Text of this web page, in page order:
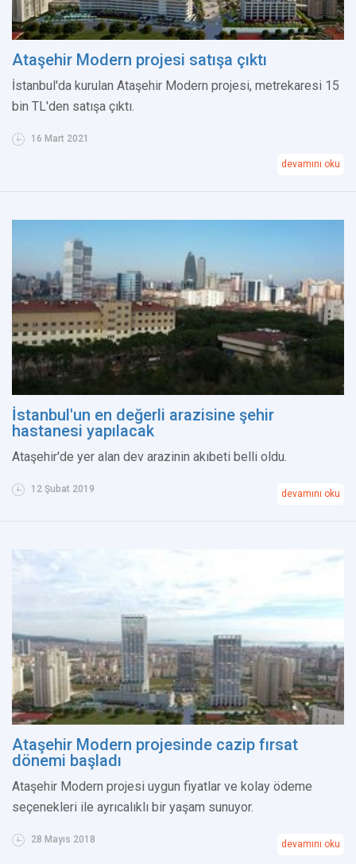
Ataşehir Modern projesi satışa çıktı
İstanbul'da kurulan Ataşehir Modern projesi, metrekaresi 15
bin TL'den satışa çıktı.
16 Mart 2021
devamını oku
İstanbul'un en değerli arazisine şehir
hastanesi yapılacak
Ataşehir'de yer alan dev arazinin akıbeti belli oldu.
12 Şubat 2019 devamını oku
Ataşehir Modern projesinde cazip fırsat
dönemi başladı
Ataşehir Modern projesi uygun fiyatlar ve kolay ödeme
seçenekleri ile ayrıcalıklı bir yaşam sunuyor.
28 Mayıs 2018 devamını oku